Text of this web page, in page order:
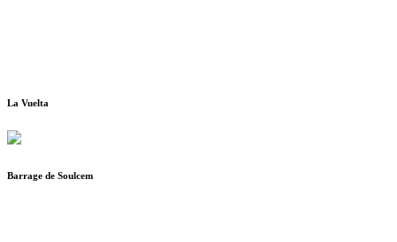
La Vuelta
Barrage de Soulcem